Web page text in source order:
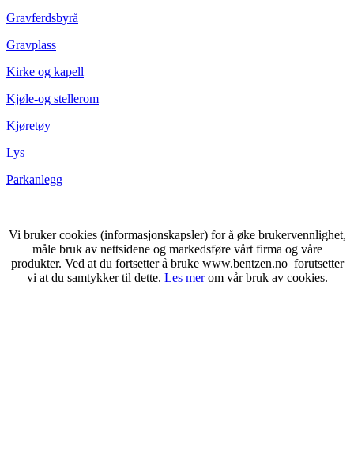
Gravferdsbyrå
Gravplass
Kirke og kapell
Kjøle-og stellerom
Kjøretøy
Lys
Parkanlegg
Vi bruker cookies (informasjonskapsler) for å øke brukervennlighet,
måle bruk av nettsidene og markedsføre vårt firma og våre
produkter. Ved at du fortsetter å bruke www.bentzen.no forutsetter
vi at du samtykker til dette. Les merom vår bruk av cookies.